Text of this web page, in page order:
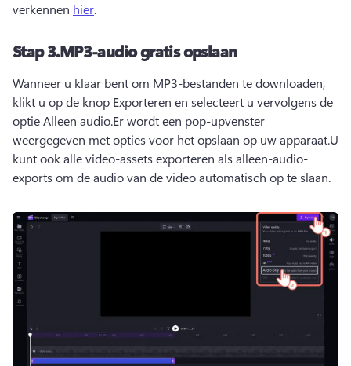
verkennen hier.
Stap 3.MP3-audio gratis opslaan
Wanneer u klaar bent om MP3-bestanden te downloaden,
klikt u op de knop Exporteren en selecteert u vervolgens de
optie Alleen audio.Er wordt een pop-upvenster
weergegeven met opties voor het opslaan op uw apparaat.U
kunt ook alle video-assets exporteren als alleen-audio-
exports om de audio van de video automatisch op te slaan.